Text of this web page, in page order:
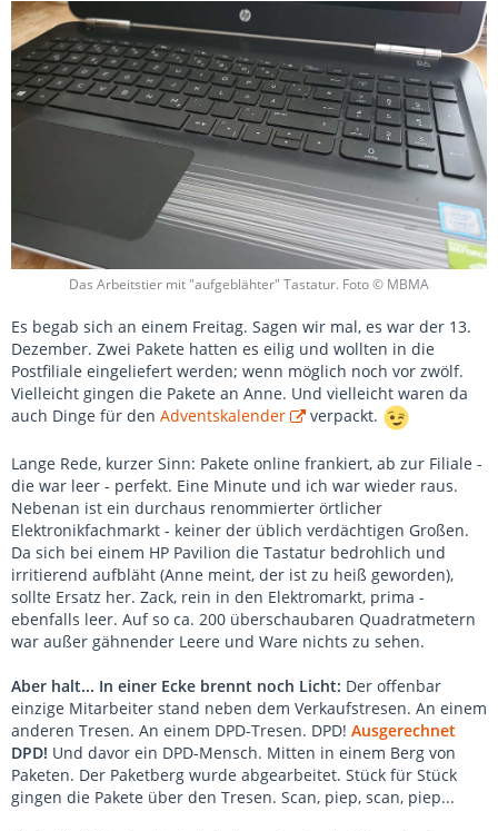
Das Arbeitstier mit "aufgeblähter" Tastatur. Foto © MBMA
Es begab sich an einem Freitag. Sagen wir mal, es war der 13.
Dezember. Zwei Pakete hatten es eilig und wollten in die
Postfiliale eingeliefert werden; wenn möglich noch vor zwölf.
Vielleicht gingen die Pakete an Anne. Und vielleicht waren da
auch Dinge für den Adventskalender verpackt.
Lange Rede, kurzer Sinn: Pakete online frankiert, ab zur Filiale -
die war leer - perfekt. Eine Minute und ich war wieder raus.
Nebenan ist ein durchaus renommierter örtlicher
Elektronikfachmarkt - keiner der üblich verdächtigen Großen.
Da sich bei einem HP Pavilion die Tastatur bedrohlich und
irritierend aufbläht (Anne meint, der ist zu heiß geworden),
sollte Ersatz her. Zack, rein in den Elektromarkt, prima -
ebenfalls leer. Auf so ca. 200 überschaubaren Quadratmetern
war außer gähnender Leere und Ware nichts zu sehen.
Aber halt... In einer Ecke brennt noch Licht: Der offenbar
einzige Mitarbeiter stand neben dem Verkaufstresen. An einem
anderen Tresen. An einem DPD-Tresen. DPD! Ausgerechnet
DPD! Und davor ein DPD-Mensch. Mitten in einem Berg von
Paketen. Der Paketberg wurde abgearbeitet. Stück für Stück
gingen die Pakete über den Tresen. Scan, piep, scan, piep...